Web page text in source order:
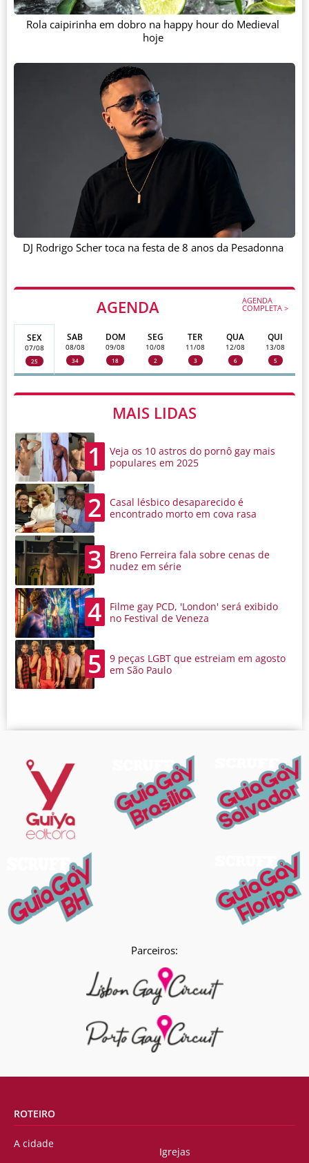
AGENDA AGENDA
COMPLETA >
SEX
07/08
25
SAB
08/08
34
DOM
09/08
18
SEG
10/08
2
TER
11/08
3
QUA
12/08
6
QUI
13/08
5
MAIS LIDAS
1
Veja os 10 astros do pornô gay mais
populares em 2025
2
Casal lésbico desaparecido é
encontrado morto em cova rasa
3
Breno Ferreira fala sobre cenas de
nudez em série
4
Filme gay PCD, 'London' será exibido
no Festival de Veneza
5
9 peças LGBT que estreiam em agosto
em São Paulo
Rola caipirinha em dobro na happy hour do Medieval
hoje
DJ Rodrigo Scher toca na festa de 8 anos da Pesadonna
Parceiros:
ROTEIRO
A cidade
Igrejas